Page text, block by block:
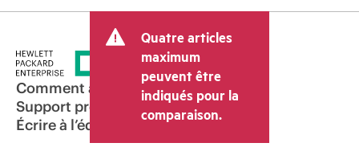
Quatre articles
maximum
peuvent être
indiqués pour la
comparaison.
Comment acheter
Support produit
Écrire à l’équipe commerciale